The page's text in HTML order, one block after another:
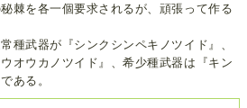
棘を各一個要求されるが、頑張って作る
種武器が『シンクシンペキノツイド』、
オウカノツイド』、希少種武器は『キン
ある。